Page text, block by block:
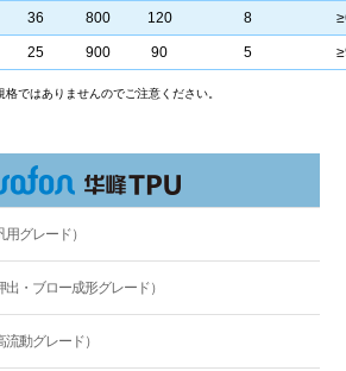
36 800 120 8
25 900 90 5
格ではありませんのでご注意ください。
グレード）
・ブロー成形グレード）
動グレード）